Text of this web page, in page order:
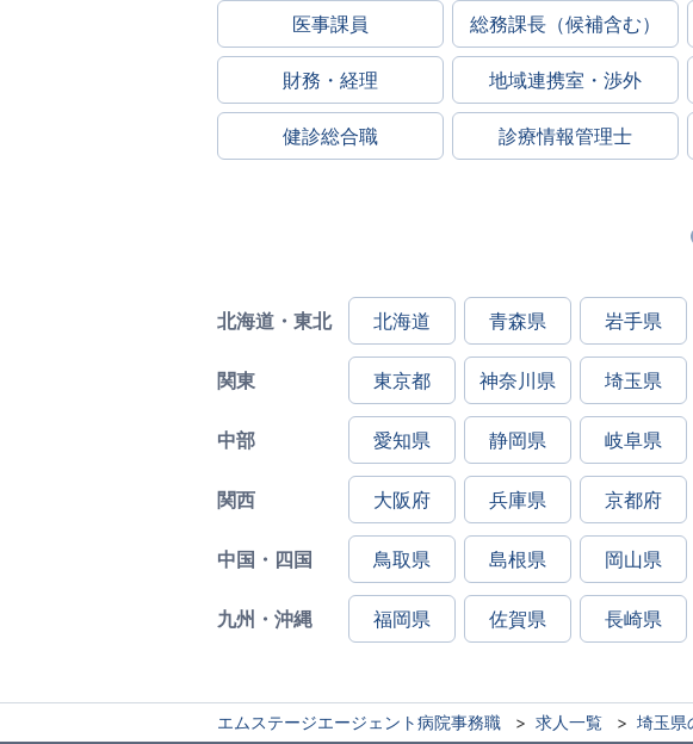
医事課員 総務課長（候補含む）
財務・経理 地域連携室・渉外
健診総合職 診療情報管理士
北海道・東北 北海道 青森県 岩手県
関東 東京都 神奈川県 埼玉県
中部 愛知県 静岡県 岐阜県
関西 大阪府 兵庫県 京都府
中国・四国 鳥取県 島根県 岡山県
九州・沖縄 福岡県 佐賀県 長崎県
エムステージエージェント病院事務職 求人一覧 埼玉県